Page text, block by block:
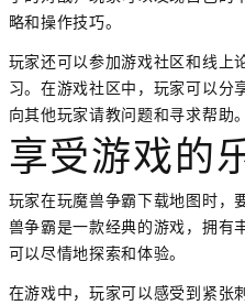
略和操作技巧。
玩家还可以参加游戏社区和线上
习。在游戏社区中，玩家可以分
向其他玩家请教问题和寻求帮助。
享受游戏的
玩家在玩魔兽争霸下载地图时，
兽争霸是一款经典的游戏，拥有
可以尽情地探索和体验。
在游戏中，玩家可以感受到紧张